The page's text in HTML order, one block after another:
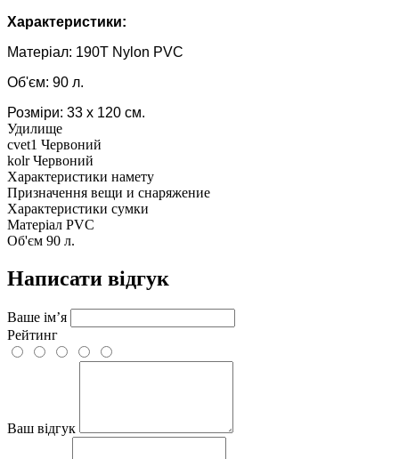
Характеристики:
Матеріал: 190T Nylon PVC
Об'єм: 90 л.
Розміри: 33 х 120 см.
Удилище
cvet1 Червоний
kolr Червоний
Характеристики намету
Призначення вещи и снаряжение
Характеристики сумки
Матеріал PVC
Об'єм 90 л.
Написати відгук
Ваше ім’я
Рейтинг
Ваш відгук